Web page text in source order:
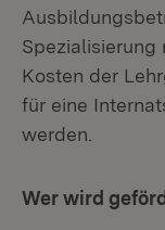
Spezialisierung
Kosten der
für eine
werden.
Wer wird